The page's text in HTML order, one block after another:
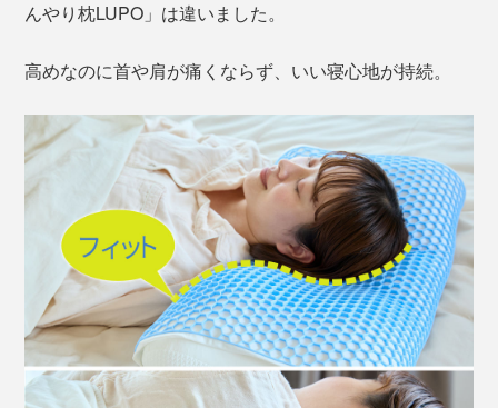
んやり枕LUPO」は違いました。
高めなのに首や肩が痛くならず、いい寝心地が持続。